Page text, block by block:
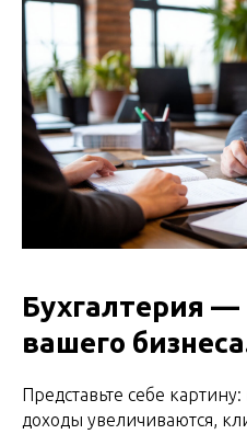
Бухгалтерия —
вашего
Представьте себе
доходы увеличиваются,